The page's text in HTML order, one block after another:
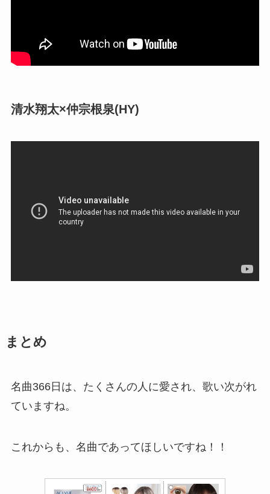
清水翔太×仲宗根泉(HY)
まとめ
名曲366日は、たくさんの人に愛され、歌い次がれ
ていますね。
これからも、名曲であってほしいですね！！